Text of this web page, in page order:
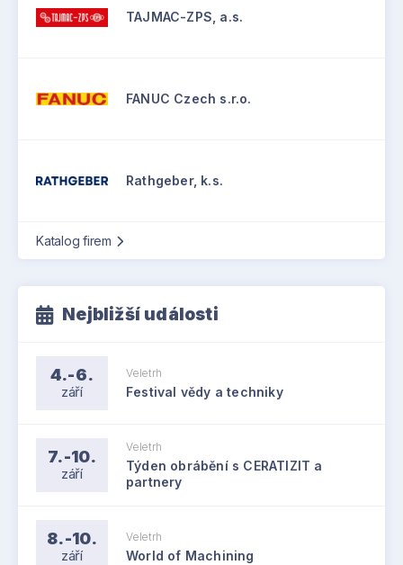
TAJMAC-ZPS, a.s.
FANUC Czech s.r.o.
Rathgeber, k.s.
Katalog firem
Nejbližší události
4.-6.
září
Veletrh
Festival vědy a techniky
7.-10.
září
Veletrh
Týden obrábění s CERATIZIT a
partnery
8.-10.
září
Veletrh
World of Machining